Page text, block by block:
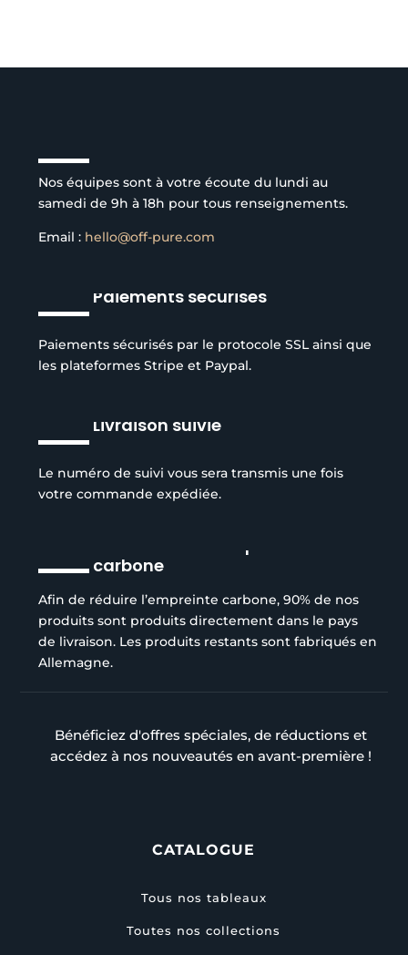
Nos équipes sont à votre écoute du lundi au
samedi de 9h à 18h pour tous renseignements.
Email : hello@off-pure.com
Paiements sécurisés
Paiements sécurisés par le protocole SSL ainsi que
les plateformes Stripe et Paypal.
Livraison suivie
Le numéro de suivi vous sera transmis une fois
votre commande expédiée.
Réduction de l’empreinte
carbone
Afin de réduire l’empreinte carbone, 90% de nos
produits sont produits directement dans le pays
de livraison. Les produits restants sont fabriqués en
Allemagne.
Bénéficiez d'offres spéciales, de réductions et
accédez à nos nouveautés en avant-première !
CATALOGUE
Tous nos tableaux
Toutes nos collections